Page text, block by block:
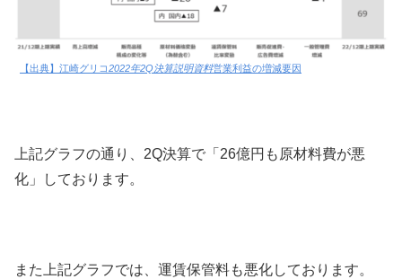
【出典】江崎グリコ2022年2Q決算説明資料営業利益の増減要因
上記グラフの通り、2Q決算で「26億円も原材料費が悪
化」しております。
また上記グラフでは、運賃保管料も悪化しております。